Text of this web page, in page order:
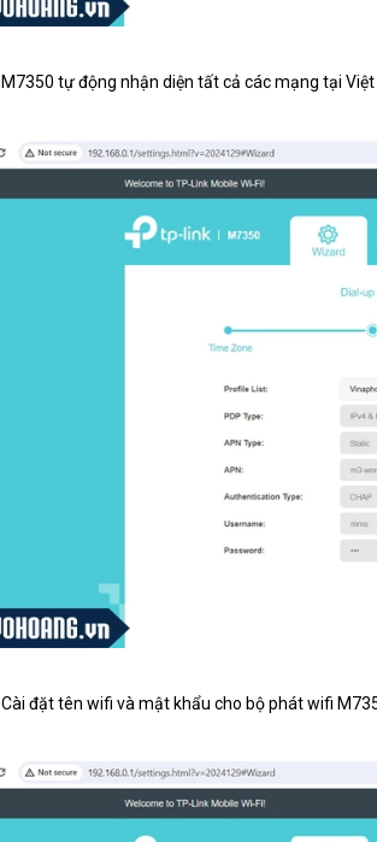
M7350 tự động nhận diện tất cả các mạng tại
Cài đặt tên wifi và mật khẩu cho bộ phát wifi